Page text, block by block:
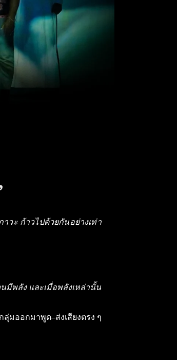
วะ ก้าวไปด้วยกันอย่างเท่า
มีพลัง และเมื่อพลังเหล่านั้น
มออกมาพูด–ส่งเสียงตรง ๆ